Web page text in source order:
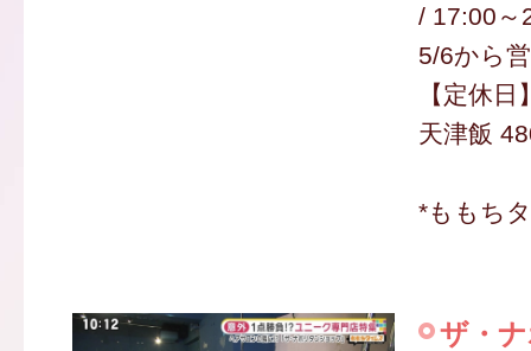
/ 17:00～
5/6から
【定休日
天津飯
*ももち
ザ・